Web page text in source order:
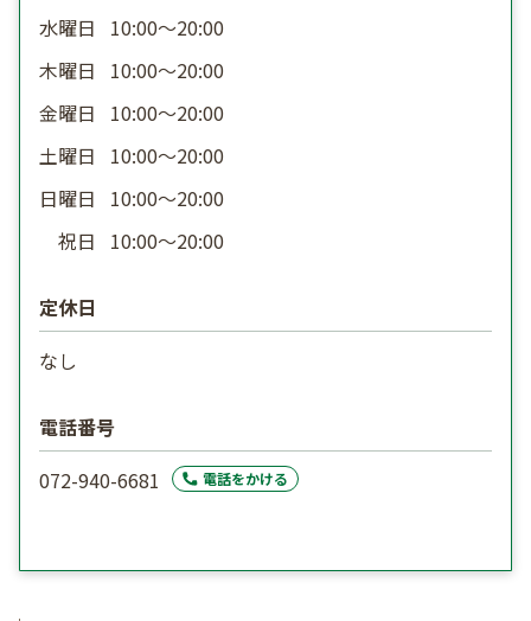
水曜日
10:00〜20:00
木曜日
10:00〜20:00
金曜日
10:00〜20:00
土曜日
10:00〜20:00
日曜日
10:00〜20:00
祝日
10:00〜20:00
定休日
なし
電話番号
072-940-6681
電話をかける